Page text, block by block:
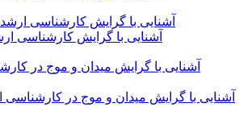
آشنایی با گرایش کارشناسی
آشنایی با گرایش میدان و موج در